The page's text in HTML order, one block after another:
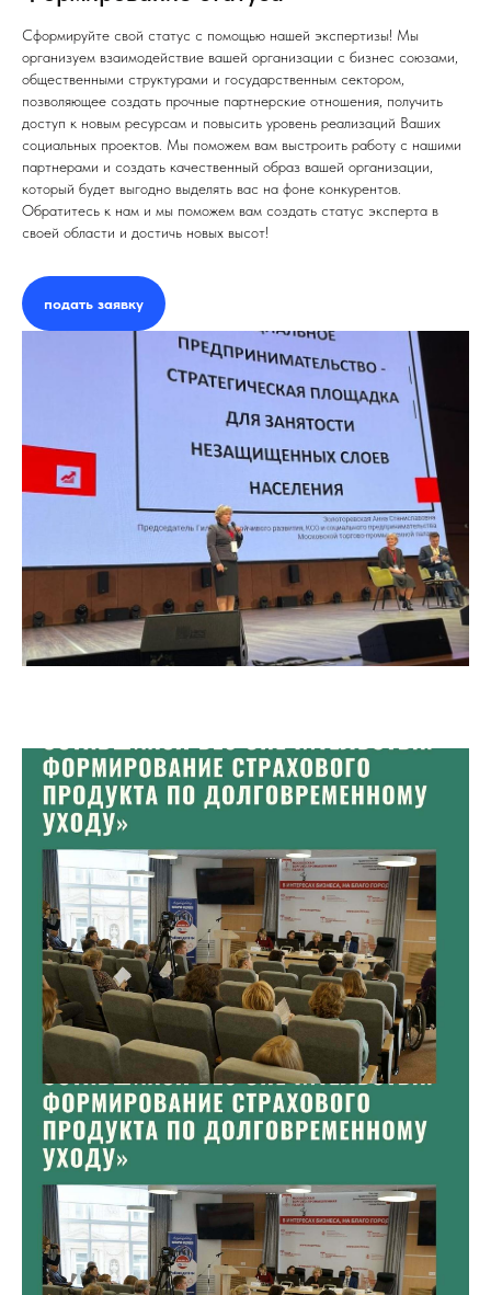
Сформируйте свой статус с помощью нашей экспертизы! Мы
организуем взаимодействие вашей организации с бизнес союзами,
общественными структурами и государственным сектором,
позволяющее создать прочные партнерские отношения, получить
доступ к новым ресурсам и повысить уровень реализаций Ваших
социальных проектов. Мы поможем вам выстроить работу с нашими
партнерами и создать качественный образ вашей организации,
который будет выгодно выделять вас на фоне конкурентов.
Обратитесь к нам и мы поможем вам создать статус эксперта в
своей области и достичь новых высот!
подать заявку